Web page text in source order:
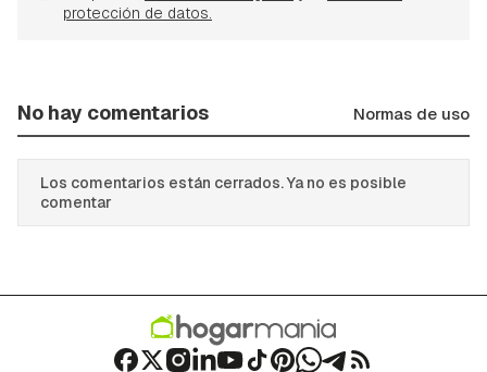
protección de datos.
No hay comentarios Normas de uso
Los comentarios están cerrados. Ya no es posible
comentar